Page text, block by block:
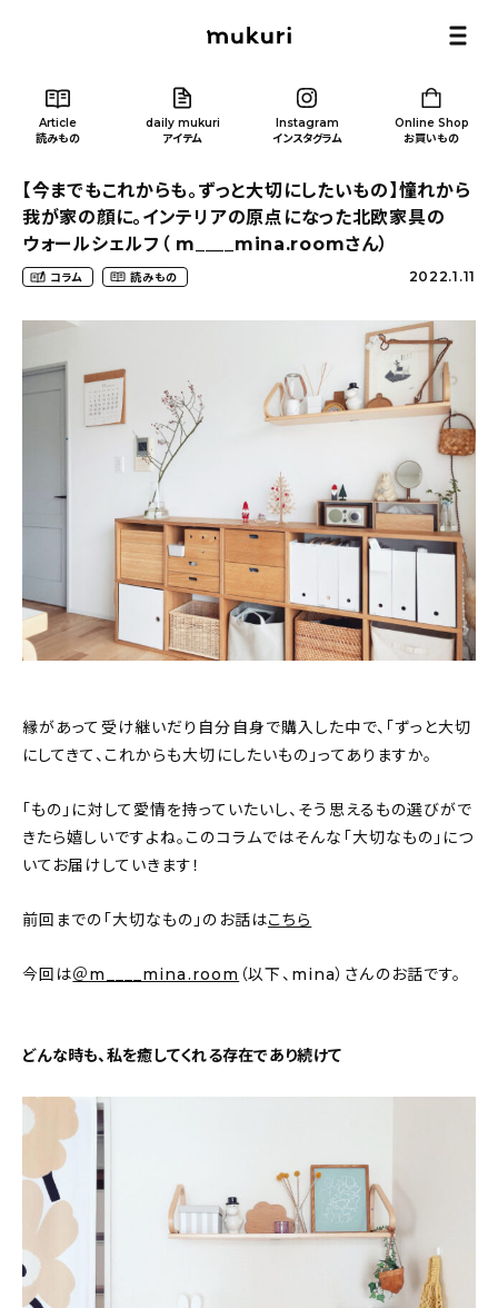
Article
読みもの
daily mukuri
アイテム
Instagram
インスタグラム
Online Shop
お買いもの
カテゴリー一覧
インテリア
収納/掃除
暮らし
daily mukuri / アイテム
人気の記事
おすすめの記事
インテリア
日用品
キッチン
【今までもこれからも。ずっと大切にしたいもの】憧れから
我が家の顔に。インテリアの原点になった北欧家具の
ウォールシェルフ（ m____mina.roomさん）
コラム 読みもの 2022.1.11
縁があって受け継いだり自分自身で購入した中で、「ずっと大切
にしてきて、これからも大切にしたいもの」ってありますか。
「もの」に対して愛情を持っていたいし、そう思えるもの選びがで
きたら嬉しいですよね。このコラムではそんな「大切なもの」につ
いてお届けしていきます！
前回までの「大切なもの」のお話はこちら
今回は＠m____mina.room （以下、mina）さんのお話です。
どんな時も、私を癒してくれる存在であり続けて